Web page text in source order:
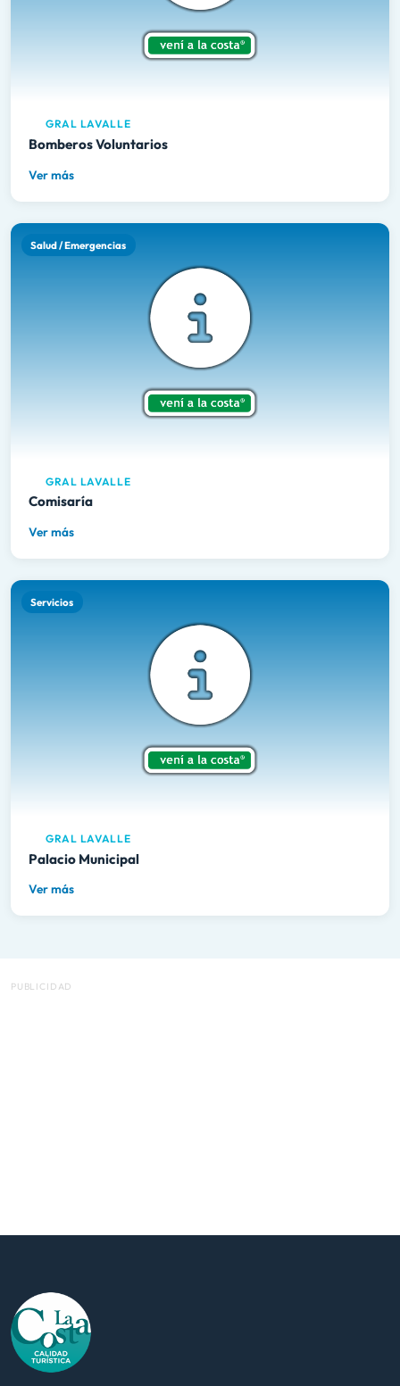
GRAL LAVALLE
Bomberos Voluntarios
Ver más
Salud / Emergencias
GRAL LAVALLE
Comisaría
Ver más
Servicios
GRAL LAVALLE
Palacio Municipal
Ver más
PUBLICIDAD